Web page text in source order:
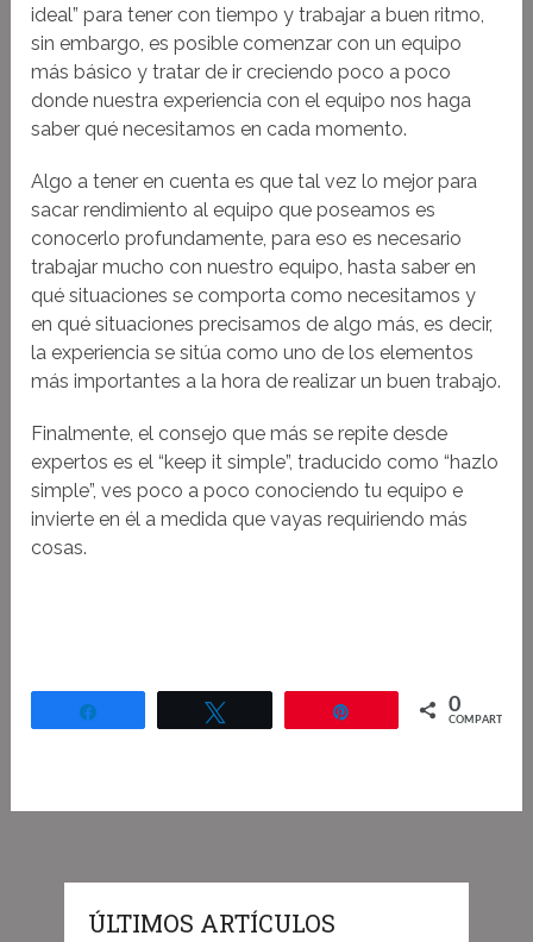
ideal” para tener con tiempo y trabajar a buen ritmo,
sin embargo, es posible comenzar con un equipo
más básico y tratar de ir creciendo poco a poco
donde nuestra experiencia con el equipo nos haga
saber qué necesitamos en cada momento.
Algo a tener en cuenta es que tal vez lo mejor para
sacar rendimiento al equipo que poseamos es
conocerlo profundamente, para eso es necesario
trabajar mucho con nuestro equipo, hasta saber en
qué situaciones se comporta como necesitamos y
en qué situaciones precisamos de algo más, es decir,
la experiencia se sitúa como uno de los elementos
más importantes a la hora de realizar un buen trabajo.
Finalmente, el consejo que más se repite desde
expertos es el “keep it simple”, traducido como “hazlo
simple”, ves poco a poco conociendo tu equipo e
invierte en él a medida que vayas requiriendo más
cosas.
0
COMPARTIR
ÚLTIMOS ARTÍCULOS